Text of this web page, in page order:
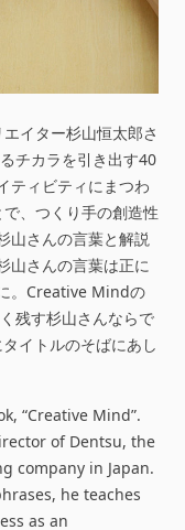
イター杉山恒太郎さ
チカラを引き出す40
ティビティにまつわ
、つくり手の創造性
山さんの言葉と解説
山さんの言葉は正に
。Creative Mindの
残す杉山さんならで
イトルのそばにあし
“Creative Mind”.
of Dentsu, the
company in Japan.
he teaches
as an